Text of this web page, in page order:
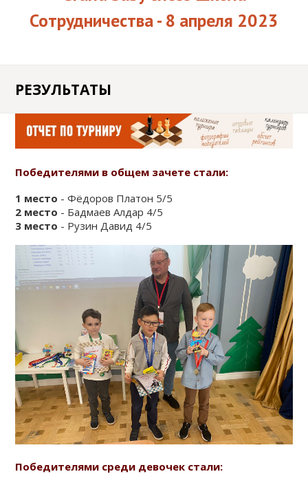
ШАХМАТАМ
СБОРЫ
ОНЛАЙН КУРСЫ
ИНДИВИДУАЛЬНОЕ
ОБУЧЕНИЕ ШАХМАТАМ
КОРПОРАТИВНЫЕ
ТУРНИРЫ И ОБУЧЕНИЕ
ОТКРЫТЬ ШАХМАТНЫЙ
КЛУБ
КЛУБНЫЕ КАРТЫ
КЛАССИКА / EXTREME
ТУРНИРЫ ДЛЯ
ДОШКОЛЬНИКОВ
ОТЧЁТЫ
АНОНСЫ ТУРНИРОВ
ПОЛЕЗНАЯ
ИНФОРМАЦИЯ
КЛУБЫ
ЗАДАЧИ
АКЦИИ
Сотрудничества - 8 апреля 2023
РЕЗУЛЬТАТЫ
Победителями в общем зачете стали:
1 место - Фёдоров Платон 5/5
2 место - Бадмаев Алдар 4/5
3 место - Рузин Давид 4/5
Победителями среди девочек стали: